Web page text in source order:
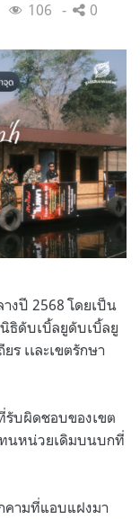
106 0
างปี 2568 โดยเป็น
ธิดับเบิ้ลยูดับเบิ้ลยู
ร เเละเขตรักษา
บผิดชอบของเขต
นหน่วยเดิมบนบกที่
คามที่แอบแฝงมา